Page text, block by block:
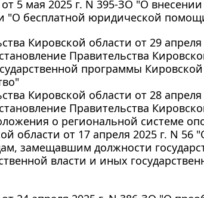
5 мая 2025 г. N 395-ЗО "О
"О бесплатной юридической
Кировской области от 29
Правительства
программы Кировской
Кировской области от 28
Правительства
о региональной системе
области от 17 апреля 2025 г. N
замещавшим должности
власти и иных